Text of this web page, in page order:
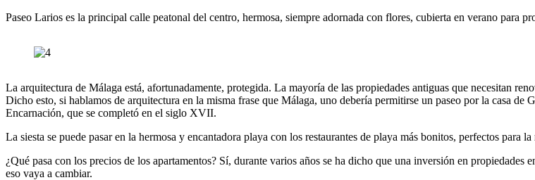
Paseo Larios es la principal calle peatonal del centro, hermosa, siempre adornada con flores, cubierta en verano para
La arquitectura de Málaga está, afortunadamente, protegida. La mayoría de las propiedades antiguas que necesitan
Dicho esto, si hablamos de arquitectura en la misma frase que Málaga, uno debería permitirse un paseo por la casa
Encarnación, que se completó en el siglo XVII.
La siesta se puede pasar en la hermosa y encantadora playa con los restaurantes de playa más bonitos, perfectos para
¿Qué pasa con los precios de los apartamentos? Sí, durante varios años se ha dicho que una inversión en
eso vaya a cambiar.